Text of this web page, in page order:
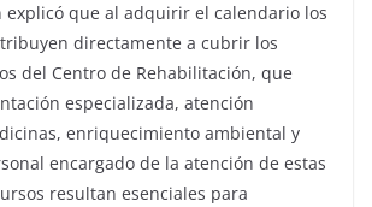
explicó que al adquirir el calendario los
directamente a cubrir los
del Centro de Rehabilitación, que
especializada, atención
enriquecimiento ambiental y
encargado de la atención de estas
resultan esenciales para